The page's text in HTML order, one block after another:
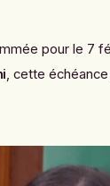
pour le 7
, cette